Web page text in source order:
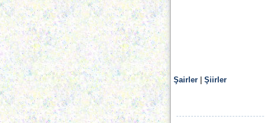
Şairler Şiirler